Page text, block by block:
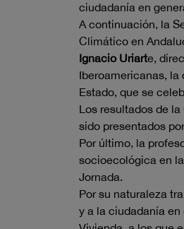
ciudadanía en
A continuación, la
Climático en
Ignacio Uriarte,
Iberoamericanas,
Estado, que se
Los resultados de
sido presentados
Por último, la
socioecológica en
Jornada.
Por su naturaleza
y a la ciudadanía